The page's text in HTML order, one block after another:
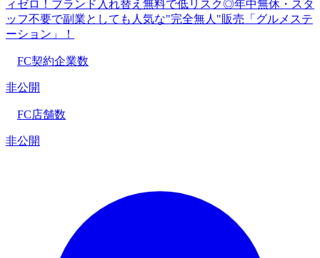
ィゼロ！ブランド入れ替え無料で低リスク◎年中無休・スタ
ッフ不要で副業としても人気な"完全無人"販売「グルメステ
ーション」！
FC契約企業数
非公開
FC店舗数
非公開